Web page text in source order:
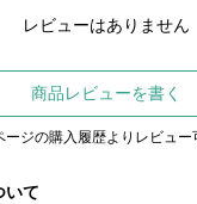
レビューはありません
商品レビューを書く
ージの購入履歴よりレビュー
いて